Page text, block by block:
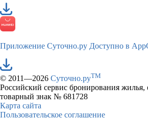
Приложение Суточно.ру Доступно в
© 2011—2026 Суточно.руTM
Российский сервис бронирования
товарный знак № 681728
Карта сайта
Пользовательское соглашение